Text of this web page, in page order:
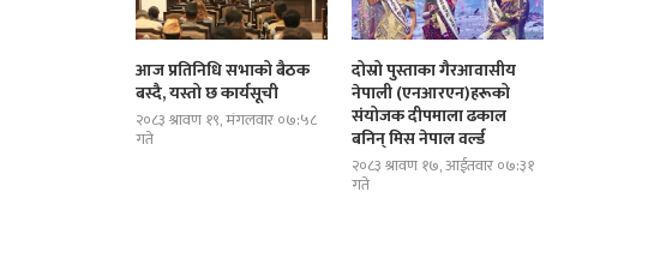
आज प्रतिनिधि सभाको बैठक
बस्दै, यस्तो छ कार्यसूची
२०८३ श्रावण १९, मंगलवार ०७:५८
गते
दोस्रो पुस्ताका गैरआवासीय
नेपाली (एनआरएन)हरूको
संयोजक दीपमाला ढकाल
बनिन् मिस नेपाल वर्ल्ड
२०८३ श्रावण १७, आईतवार ०७:३१
गते